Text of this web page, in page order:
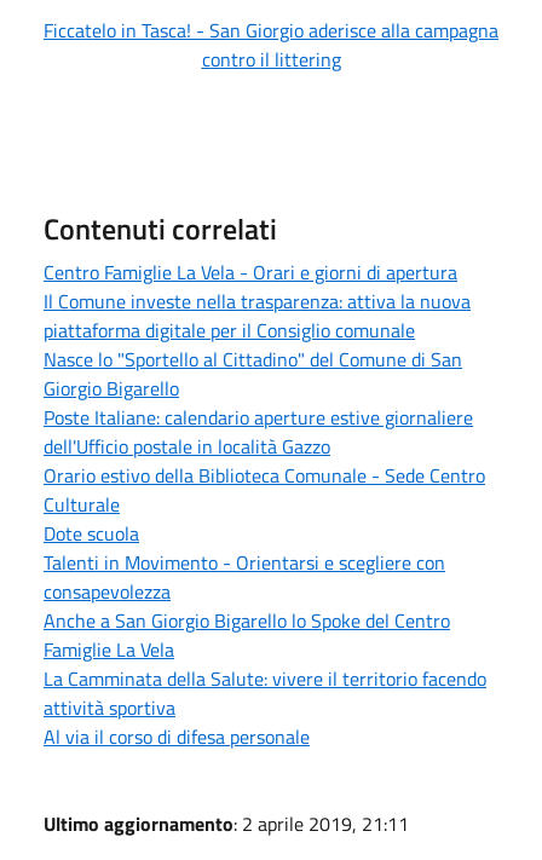
Ficcatelo in Tasca! - San Giorgio aderisce alla campagna
contro il littering
Contenuti correlati
Centro Famiglie La Vela - Orari e giorni di apertura
Il Comune investe nella trasparenza: attiva la nuova
piattaforma digitale per il Consiglio comunale
Nasce lo "Sportello al Cittadino" del Comune di San
Giorgio Bigarello
Poste Italiane: calendario aperture estive giornaliere
dell'Ufficio postale in località Gazzo
Orario estivo della Biblioteca Comunale - Sede Centro
Culturale
Dote scuola
Talenti in Movimento - Orientarsi e scegliere con
consapevolezza
Anche a San Giorgio Bigarello lo Spoke del Centro
Famiglie La Vela
La Camminata della Salute: vivere il territorio facendo
attività sportiva
Al via il corso di difesa personale
Ultimo aggiornamento: 2 aprile 2019, 21:11